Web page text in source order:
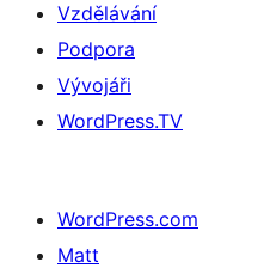
Vzdělávání
Podpora
Vývojáři
WordPress.TV
WordPress.com
Matt